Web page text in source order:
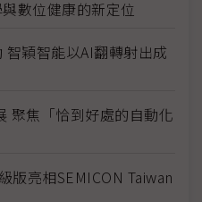
數位健康的新定位
穎智能以AI翻轉射出成
聚焦「恰到好處的自動化
版亮相SEMICON Taiwan